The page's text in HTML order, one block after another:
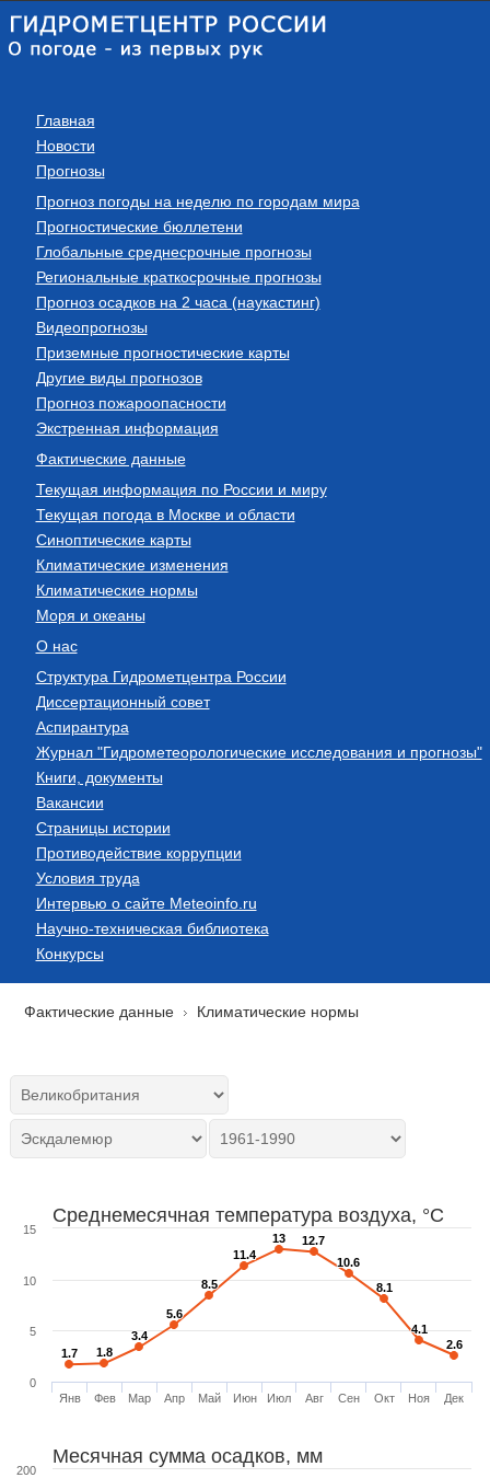
Главная
Новости
Прогнозы
Прогноз погоды на неделю по городам мира
Прогностические бюллетени
Глобальные среднесрочные прогнозы
Региональные краткосрочные прогнозы
Прогноз осадков на 2 часа (наукастинг)
Видеопрогнозы
Приземные прогностические карты
Другие виды прогнозов
Прогноз пожароопасности
Экстренная информация
Фактические данные
Текущая информация по России и миру
Текущая погода в Москве и области
Синоптические карты
Климатические изменения
Климатические нормы
Моря и океаны
О нас
Структура Гидрометцентра России
Диссертационный совет
Аспирантура
Журнал "Гидрометеорологические исследования и прогнозы"
Книги, документы
Вакансии
Страницы истории
Противодействие коррупции
Условия труда
Интервью о сайте Meteoinfo.ru
Научно-техническая библиотека
Конкурсы
Фактические данные Климатические нормы
Среднемесячная температура воздуха, °C
1.7
1.7 1.8
1.8
3.4
3.4
5.6
5.6
8.5
8.5
11.4
11.4
13
13 12.7
12.7
10.6
10.6
8.1
8.1
4.1
4.1
2.6
2.6
Янв Фев Мар Апр Май Июн Июл Авг Сен Окт Ноя Дек
0
5
10
15
Месячная сумма осадков, мм
200